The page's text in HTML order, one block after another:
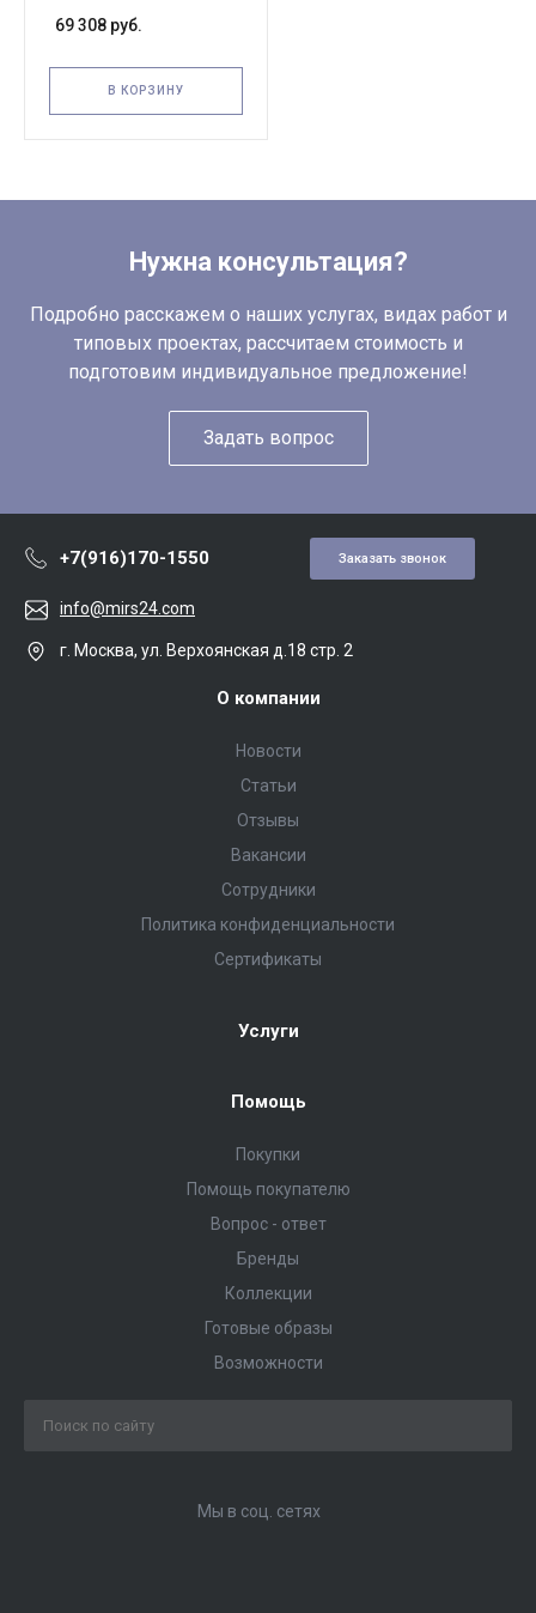
630B 380В, 0,75кВт, 8л
69 308 руб.
В КОРЗИНУ
Нужна консультация?
Подробно расскажем о наших услугах, видах работ и
типовых проектах, рассчитаем стоимость и
подготовим индивидуальное предложение!
Задать вопрос
+7(916)170-1550 Заказать звонок
info@mirs24.com
г. Москва, ул. Верхоянская д.18 стр. 2
О компании
Новости
Статьи
Отзывы
Вакансии
Сотрудники
Политика конфиденциальности
Сертификаты
Услуги
Помощь
Покупки
Помощь покупателю
Вопрос - ответ
Бренды
Коллекции
Готовые образы
Возможности
Мы в соц. сетях